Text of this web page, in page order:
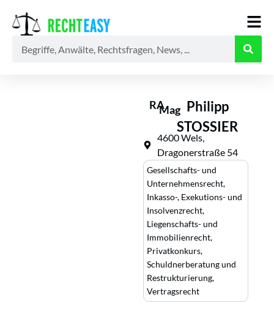
RAMag Philipp
STOSSIER
4600 Wels,
Dragonerstraße 54
Gesellschafts- und
Unternehmensrecht,
Inkasso-, Exekutions- und
Insolvenzrecht,
Liegenschafts- und
Immobilienrecht,
Privatkonkurs,
Schuldnerberatung und
Restrukturierung,
Vertragsrecht